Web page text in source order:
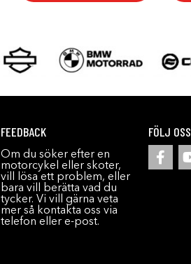
FEEDBACK
Om du söker efter en
motorcykel eller skoter,
vill lösa ett problem, eller
bara vill berätta vad du
tycker. Vi vill gärna veta
mer så kontakta oss via
telefon eller e-post.
FÖLJ OSS